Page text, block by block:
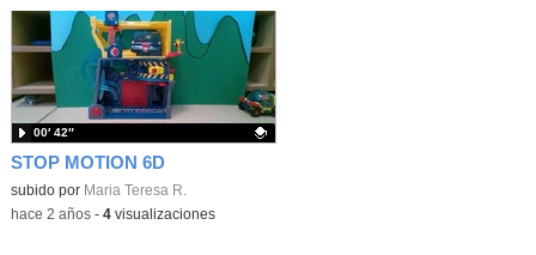
STOP MOTION 6D
Contenido educativo.
subido por Maria Teresa R.
00′ 42″
-hace 2 años- 4visualizaciones